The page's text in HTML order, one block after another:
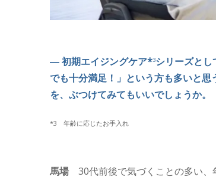
― 初期エイジングケア*3シリーズと
でも十分満足！」という方も多いと
を、ぶつけてみてもいいでしょうか。
*3 年齢に応じたお手入れ
馬場 30代前後で気づくことの多い、